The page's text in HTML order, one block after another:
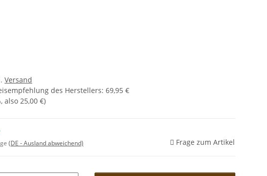
Versand
des Herstellers: 69,95 €
, also 25,00 €)
(DE - Ausland abweichend) Frage zum Artikel